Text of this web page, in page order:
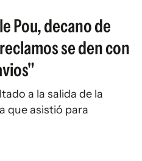
Pou, decano de
se den con
a la salida de la
que asistió para